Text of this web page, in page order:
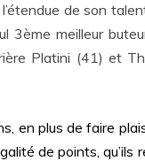
de son
3ème meilleur
Platini (41) et
en plus de faire
de points, qu’ils